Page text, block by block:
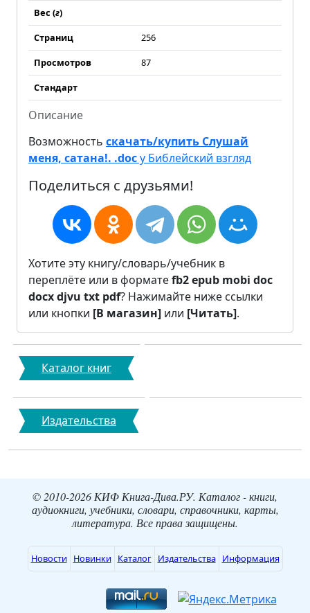
Вес (г)
Страниц
256
Просмотров
87
Стандарт
Описание
Возможность скачать/купить Слушай
меня, сатана!. .docу Библейский взгляд
Поделиться с друзьями!
Хотите эту книгу/словарь/учебник в
переплёте или в форматеfb2epub mobi doc
docxdjvu txt pdf? Нажимайте ниже ссылки
или кнопки [В магазин] или [Читать].
Каталог книг
Издательства
© 2010-2026 КИФ Книга-Дива.РУ. Каталог - книги,
аудиокниги, учебники, словари, справочники, карты,
литература. Все права защищены.
Новости Новинки Каталог Издательства Информация